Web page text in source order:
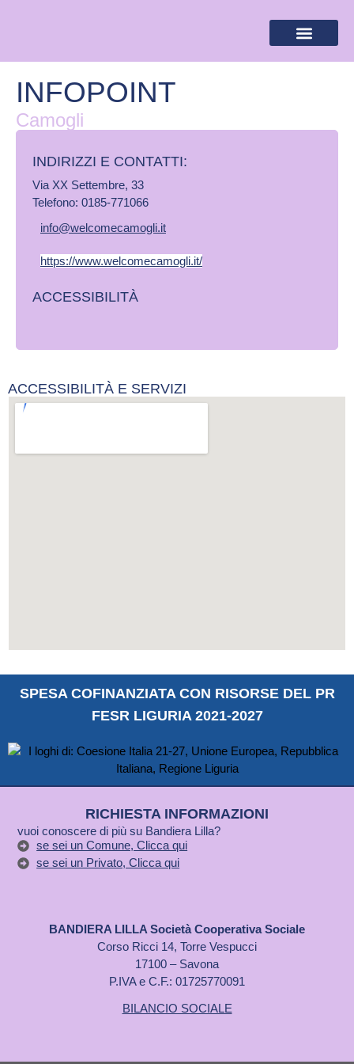
INFOPOINT
Camogli
INDIRIZZI E CONTATTI:​
Via XX Settembre, 33
Telefono: 0185-771066
info@welcomecamogli.it
https://www.welcomecamogli.it/
ACCESSIBILITÀ
ACCESSIBILITÀ E SERVIZI
SPESA COFINANZIATA CON RISORSE DEL PR
FESR LIGURIA 2021-2027
RICHIESTA INFORMAZIONI
vuoi conoscere di più su Bandiera Lilla?
se sei un Comune, Clicca qui
se sei un Privato, Clicca qui
BANDIERA LILLA Società Cooperativa Sociale
Corso Ricci 14, Torre Vespucci
17100 – Savona
P.IVA e C.F.: 01725770091
BILANCIO SOCIALE